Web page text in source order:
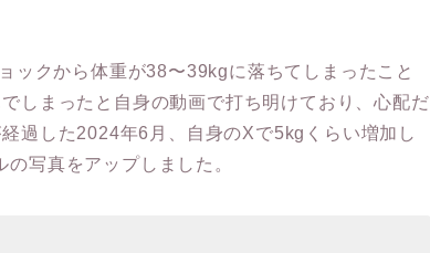
ックから体重が38〜39kgに落ちてしまったこと
しまったと自身の動画で打ち明けており、心配だ
過した2024年6月、自身のXで5kgくらい増加し
写真をアップしました。